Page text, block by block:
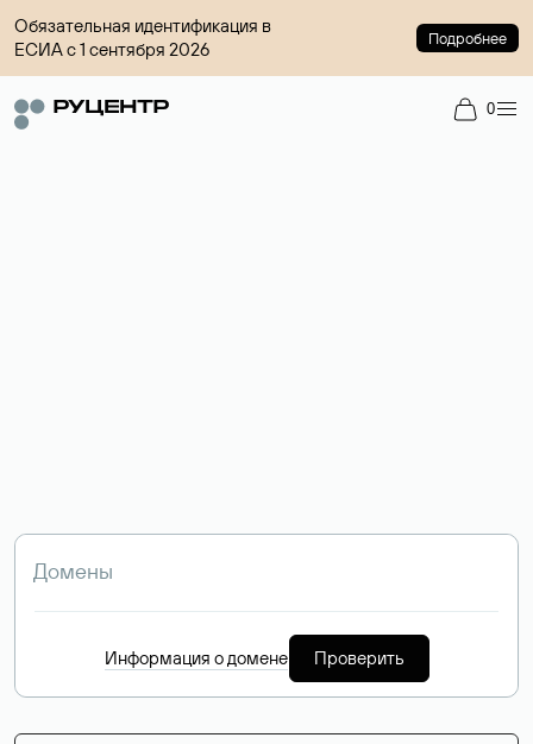
Обязательная идентификация в
ЕСИА с 1 сентября 2026
Подробнее
0
Информация о домене Проверить